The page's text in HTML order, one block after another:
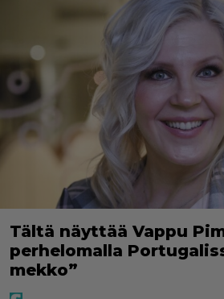
Tältä näyttää Vappu
perhelomalla
mekko”